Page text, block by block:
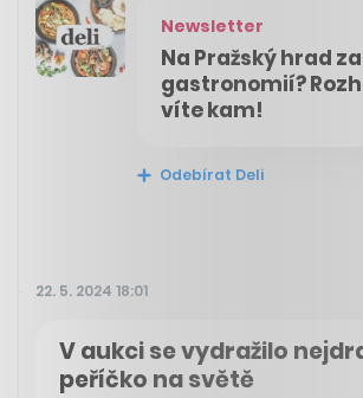
Newsletter
Na Pražský hrad
gastronomií?
víte kam!
Odebírat Deli
22. 5. 2024 18:01
V aukci se vydražilo
peříčko na světě